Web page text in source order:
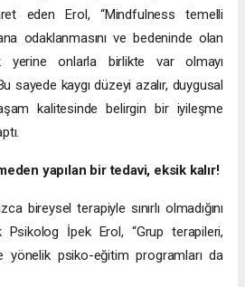
eden Erol, “Mindfulness temelli
odaklanmasını ve bedeninde olan
yerine onlarla birlikte var olmayı
sayede kaygı düzeyi azalır, duygusal
kalitesinde belirgin bir iyileşme
yapılan bir tedavi, eksik kalır!
bireysel terapiyle sınırlı olmadığını
Psikolog İpek Erol, “Grup terapileri,
psiko-eğitim programları da